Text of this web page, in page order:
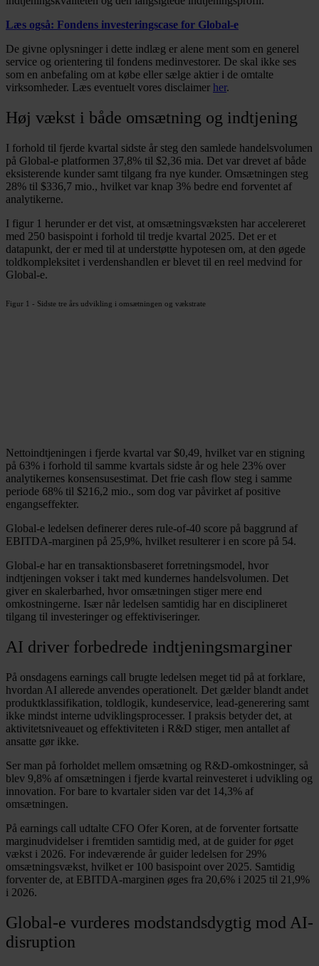
Læs også: Fondens investeringscase for Global-e
De givne oplysninger i dette indlæg er alene ment som en generel
service og orientering til fondens medinvestorer. De skal ikke ses
som en anbefaling om at købe eller sælge aktier i de omtalte
virksomheder. Læs eventuelt vores disclaimer her.
Høj vækst i både omsætning og indtjening
I forhold til fjerde kvartal sidste år steg den samlede handelsvolumen
på Global-e platformen 37,8% til $2,36 mia. Det var drevet af både
eksisterende kunder samt tilgang fra nye kunder. Omsætningen steg
28% til $336,7 mio., hvilket var knap 3% bedre end forventet af
analytikerne.
I figur 1 herunder er det vist, at omsætningsvæksten har accelereret
med 250 basispoint i forhold til tredje kvartal 2025. Det er et
datapunkt, der er med til at understøtte hypotesen om, at den øgede
toldkompleksitet i verdenshandlen er blevet til en reel medvind for
Global-e.
Figur 1 - Sidste tre års udvikling i omsætningen og vækstrate
Nettoindtjeningen i fjerde kvartal var $0,49, hvilket var en stigning
på 63% i forhold til samme kvartals sidste år og hele 23% over
analytikernes konsensusestimat. Det frie cash flow steg i samme
periode 68% til $216,2 mio., som dog var påvirket af positive
engangseffekter.
Global-e ledelsen definerer deres rule-of-40 score på baggrund af
EBITDA-marginen på 25,9%, hvilket resulterer i en score på 54.
Global-e har en transaktionsbaseret forretningsmodel, hvor
indtjeningen vokser i takt med kundernes handelsvolumen. Det
giver en skalerbarhed, hvor omsætningen stiger mere end
omkostningerne. Især når ledelsen samtidig har en disciplineret
tilgang til investeringer og effektiviseringer.
AI driver forbedrede indtjeningsmarginer
På onsdagens earnings call brugte ledelsen meget tid på at forklare,
hvordan AI allerede anvendes operationelt. Det gælder blandt andet
produktklassifikation, toldlogik, kundeservice, lead-generering samt
ikke mindst interne udviklingsprocesser. I praksis betyder det, at
aktivitetsniveauet og effektiviteten i R&D stiger, men antallet af
ansatte gør ikke.
Ser man på forholdet mellem omsætning og R&D-omkostninger, så
blev 9,8% af omsætningen i fjerde kvartal reinvesteret i udvikling og
innovation. For bare to kvartaler siden var det 14,3% af
omsætningen.
På earnings call udtalte CFO Ofer Koren, at de forventer fortsatte
marginudvidelser i fremtiden samtidig med, at de guider for øget
vækst i 2026. For indeværende år guider ledelsen for 29%
omsætningsvækst, hvilket er 100 basispoint over 2025. Samtidig
forventer de, at EBITDA-marginen øges fra 20,6% i 2025 til 21,9%
i 2026.
Global-e vurderes modstandsdygtig mod AI-
disruption